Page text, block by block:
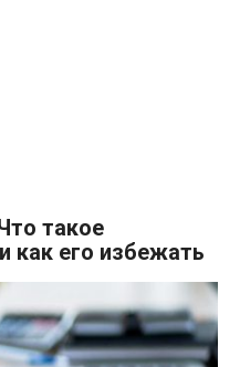
такое
как его избежать